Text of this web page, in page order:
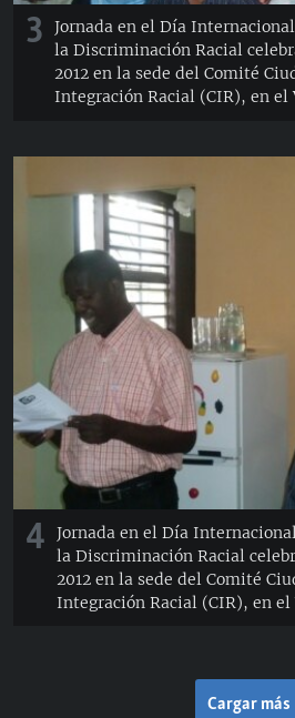
3
Jornada en el Día
la Discriminación Racial
2012 en la sede del Comité
Integración Racial (CIR), en el
4
Jornada en el Día
la Discriminación Racial
2012 en la sede del Comité
Integración Racial (CIR), en el
Cargar más